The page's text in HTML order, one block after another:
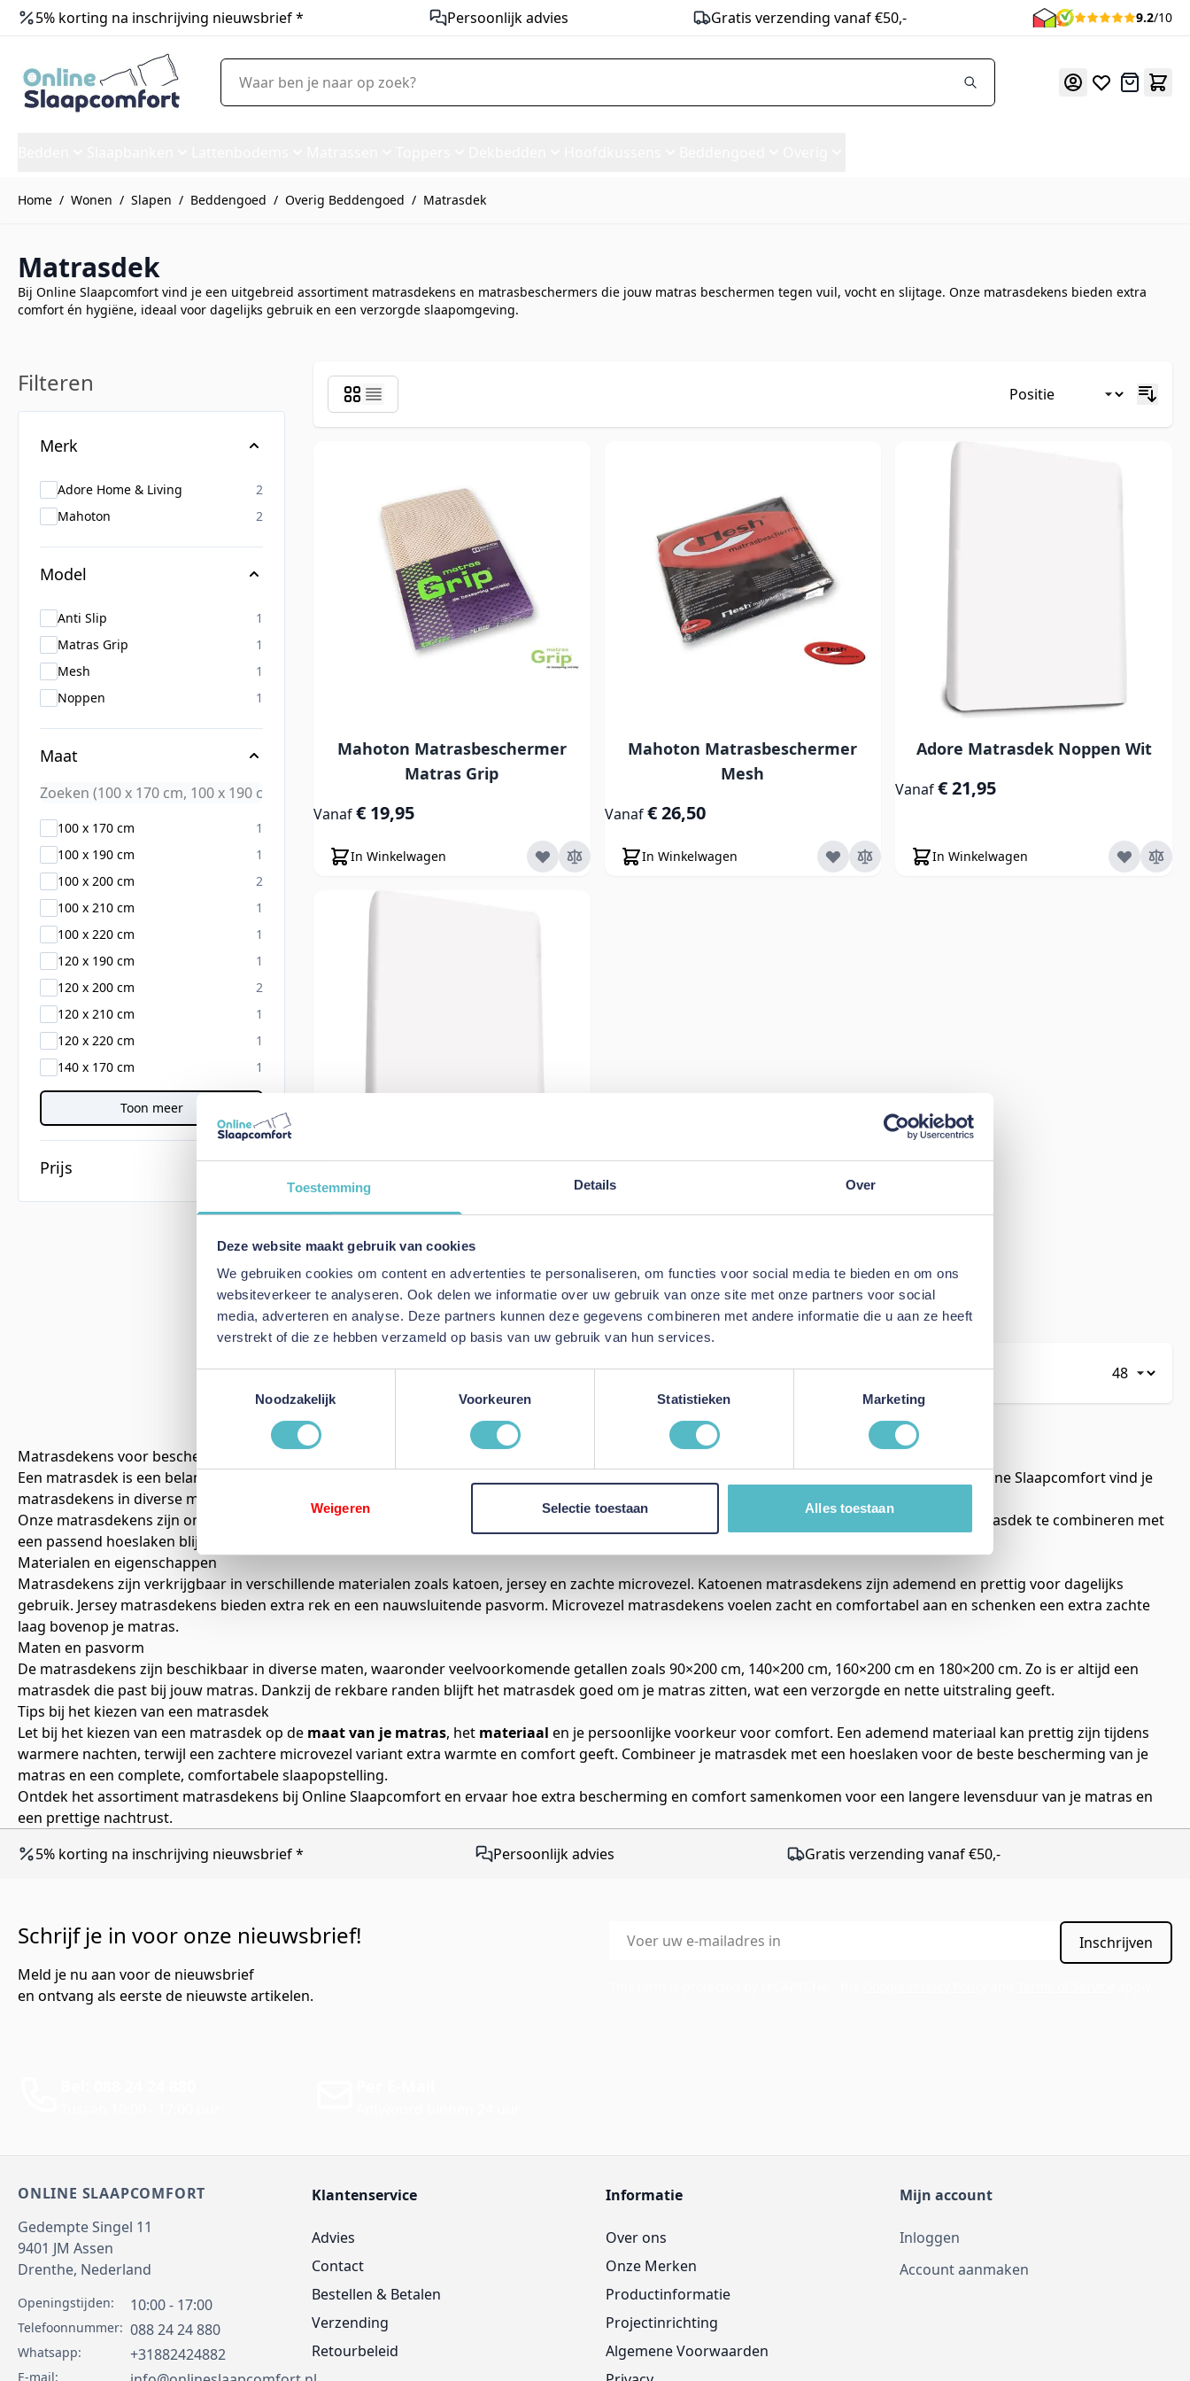
Toestemming Details Over
Deze website maakt gebruik van cookies
We gebruiken cookies om content en advertenties te personaliseren, om functies voor social media te bieden en om ons
websiteverkeer te analyseren. Ook delen we informatie over uw gebruik van onze site met onze partners voor social
media, adverteren en analyse. Deze partners kunnen deze gegevens combineren met andere informatie die u aan ze heeft
verstrekt of die ze hebben verzameld op basis van uw gebruik van hun services.
Noodzakelijk
Voorkeuren Statistieken Marketing
Weigeren Selectie toestaan Alles toestaan
5% korting na inschrijving nieuwsbrief * Persoonlijk advies Gratis verzending vanaf €50,- 9.2/10
Offerte
Waar ben je naar op zoek?
Home / Wonen / Slapen / Beddengoed / Overig Beddengoed / Matrasdek
Matrasdek
Bij Online Slaapcomfort vind je een uitgebreid assortiment matrasdekens en matrasbeschermers die jouw matras beschermen tegen vuil, vocht en slijtage. Onze matrasdekens bieden extra
comfort én hygiëne, ideaal voor dagelijks gebruik en een verzorgde slaapomgeving.
Filteren
Merk
Adore Home & Living 2
Mahoton
2
Model
Anti Slip 1
Matras Grip
1
Mesh
1
Noppen
1
Maat
100 x 170 cm 1
100 x 190 cm
1
products available
100 x 200 cm
2
100 x 210 cm
1
products available
100 x 220 cm
1
120 x 190 cm
1
120 x 200 cm
2
120 x 210 cm
1
120 x 220 cm
1
140 x 170 cm
1
Toon meer
Prijs
Mahoton Matrasbeschermer
Matras Grip
Vanaf€ 19,95
In Winkelwagen
Mahoton Matrasbeschermer
Mesh
Vanaf€ 26,50
In Winkelwagen
Adore Matrasdek Noppen Wit
Vanaf€ 21,95
In Winkelwagen
Adore Matrasdek Anti Slip Wit
Vanaf € 17,95
In Winkelwagen
4producten Toon
Matrasdekens voor bescherming en extra comfort
Een matrasdek is een belangrijke toevoeging aan je slaapopstelling als je je matras wilt beschermen en tegelijk meer comfort wilt ervaren. Bij Online Slaapcomfort vind je
matrasdekens in diverse materialen en uitvoeringen, zodat je een matrasdek kiest dat aansluit bij jouw slaapbehoeften.
Onze matrasdekens zijn ontworpen om je matras te beschermen tegen zweet, vlekken en andere invloeden van dagelijks gebruik. Door een matrasdek te combineren met
een passend hoeslaken blijft je matras langer schoon en fris, wat bijdraagt aan een hygiënische en comfortabele slaapomgeving.
Materialen en eigenschappen
Matrasdekens zijn verkrijgbaar in verschillende materialen zoals katoen, jersey en zachte microvezel. Katoenen matrasdekens zijn ademend en prettig voor dagelijks
gebruik. Jersey matrasdekens bieden extra rek en een nauwsluitende pasvorm. Microvezel matrasdekens voelen zacht en comfortabel aan en schenken een extra zachte
laag bovenop je matras.
Maten en pasvorm
De matrasdekens zijn beschikbaar in diverse maten, waaronder veelvoorkomende getallen zoals 90×200 cm, 140×200 cm, 160×200 cm en 180×200 cm. Zo is er altijd een
matrasdek die past bij jouw matras. Dankzij de rekbare randen blijft het matrasdek goed om je matras zitten, wat een verzorgde en nette uitstraling geeft.
Tips bij het kiezen van een matrasdek
Let bij het kiezen van een matrasdek op de maat van je matras, het materiaal en je persoonlijke voorkeur voor comfort. Een ademend materiaal kan prettig zijn tijdens
warmere nachten, terwijl een zachtere microvezel variant extra warmte en comfort geeft. Combineer je matrasdek met een hoeslaken voor de beste bescherming van je
matras en een complete, comfortabele slaapopstelling.
Ontdek het assortiment matrasdekens bij Online Slaapcomfort en ervaar hoe extra bescherming en comfort samenkomen voor een langere levensduur van je matras en
een prettige nachtrust.
5% korting na inschrijving nieuwsbrief *
Persoonlijk advies Gratis verzending vanaf €50,-
Schrijf je in voor onze nieuwsbrief!
Meld je nu aan voor de nieuwsbrief
en ontvang als eerste de nieuwste artikelen.
E-mailadres
Inschrijven
ONLINE SLAAPCOMFORT
Gedempte Singel 11
9401 JM Assen
Drenthe, Nederland
Openingstijden: 10:00 - 17:00
Telefoonnummer: 088 24 24 880
Whatsapp: +31882424882
E-mail:
Klantenservice
Advies
Contact
Bestellen & Betalen
Verzending
Retourbeleid
Informatie
Over ons
Onze Merken
Productinformatie
Projectinrichting
Algemene Voorwaarden
Mijn account
Inloggen
Account aanmaken